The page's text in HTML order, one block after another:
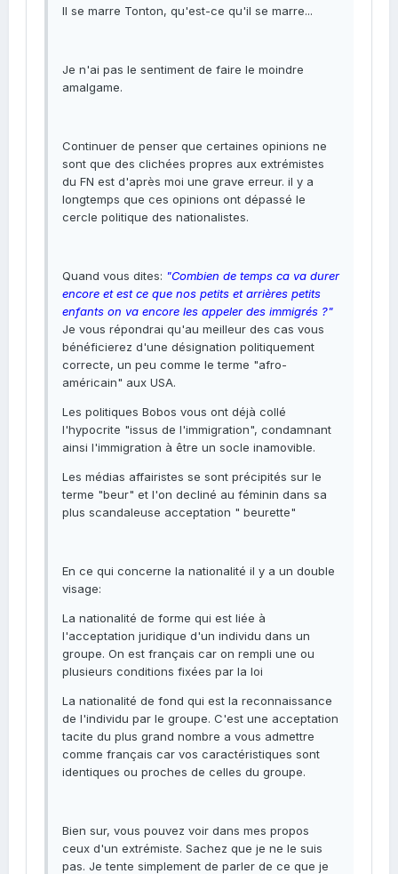
Il se marre Tonton, qu'est-ce qu'il se marre...
Je n'ai pas le sentiment de faire le moindre
amalgame.
Continuer de penser que certaines opinions ne
sont que des clichées propres aux extrémistes
du FN est d'après moi une grave erreur. il y a
longtemps que ces opinions ont dépassé le
cercle politique des nationalistes.
Quand vous dites: "Combien de temps ca va durer
encore et est ce que nos petits et arrières petits
enfants on va encore les appeler des immigrés ?"
Je vous répondrai qu'au meilleur des cas vous
bénéficierez d'une désignation politiquement
correcte, un peu comme le terme "afro-
américain" aux USA.
Les politiques Bobos vous ont déjà collé
l'hypocrite "issus de l'immigration", condamnant
ainsi l'immigration à être un socle inamovible.
Les médias affairistes se sont précipités sur le
terme "beur" et l'on decliné au féminin dans sa
plus scandaleuse acceptation " beurette"
En ce qui concerne la nationalité il y a un double
visage:
La nationalité de forme qui est liée à
l'acceptation juridique d'un individu dans un
groupe. On est français car on rempli une ou
plusieurs conditions fixées par la loi
La nationalité de fond qui est la reconnaissance
de l'individu par le groupe. C'est une acceptation
tacite du plus grand nombre a vous admettre
comme français car vos caractéristiques sont
identiques ou proches de celles du groupe.
Bien sur, vous pouvez voir dans mes propos
ceux d'un extrémiste. Sachez que je ne le suis
pas. Je tente simplement de parler de ce que je